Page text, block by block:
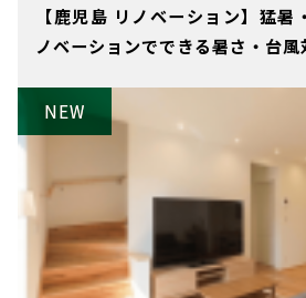
【鹿児島 リノベーション】猛暑
ノベーションでできる暑さ・台風